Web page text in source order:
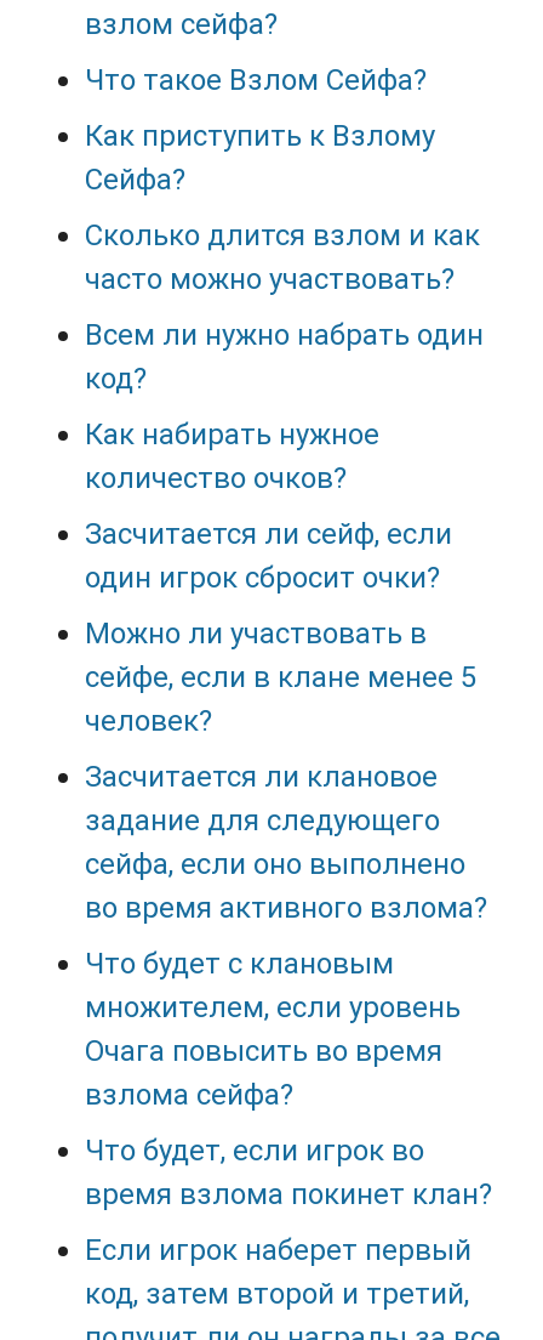
взлом сейфа?
Что такое Взлом Сейфа?
Как приступить к Взлому
Сейфа?
Сколько длится взлом и как
часто можно участвовать?
Всем ли нужно набрать один
код?
Как набирать нужное
количество очков?
Засчитается ли сейф, если
один игрок сбросит очки?
Можно ли участвовать в
сейфе, если в клане менее 5
человек?
Засчитается ли клановое
задание для следующего
сейфа, если оно выполнено
во время активного взлома?
Что будет с клановым
множителем, если уровень
Очага повысить во время
взлома сейфа?
Что будет, если игрок во
время взлома покинет клан?
Если игрок наберет первый
код, затем второй и третий,